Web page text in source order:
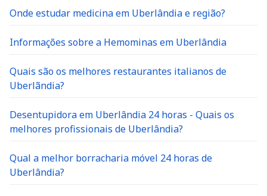
Onde estudar medicina em Uberlândia e região?
Informações sobre a Hemominas em Uberlândia
Quais são os melhores restaurantes italianos de
Uberlãndia?
Desentupidora em Uberlândia 24 horas - Quais os
melhores profissionais de Uberlândia?
Qual a melhor borracharia móvel 24 horas de
Uberlândia?